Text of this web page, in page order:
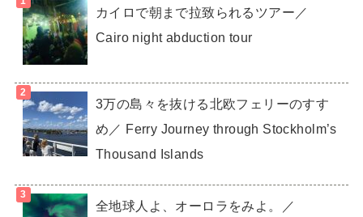
カイロで朝まで拉致られるツアー／
Cairo night abduction tour
3万の島々を抜ける北欧フェリーのすす
め／ Ferry Journey through Stockholm’s
Thousand Islands
全地球人よ、オーロラをみよ。／